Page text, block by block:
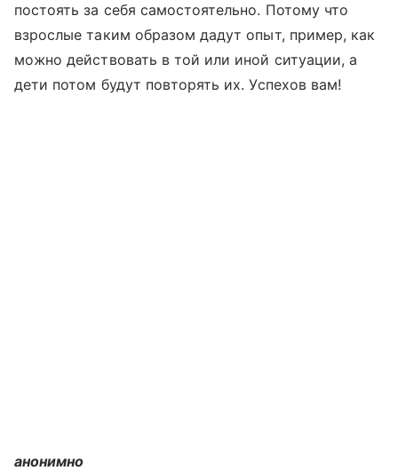
постоять за себя самостоятельно. Потому что
взрослые таким образом дадут опыт, пример, как
можно действовать в той или иной ситуации, а
дети потом будут повторять их. Успехов вам!
анонимно